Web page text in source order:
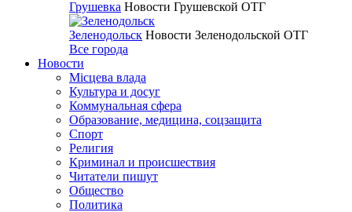
Грушевка Новости Грушевской ОТГ
Зеленодольск Новости Зеленодольской ОТГ
Все города
Новости
Місцева влада
Культура и досуг
Коммунальная сфера
Образование, медицина, соцзащита
Спорт
Религия
Криминал и происшествия
Читатели пишут
Общество
Политика